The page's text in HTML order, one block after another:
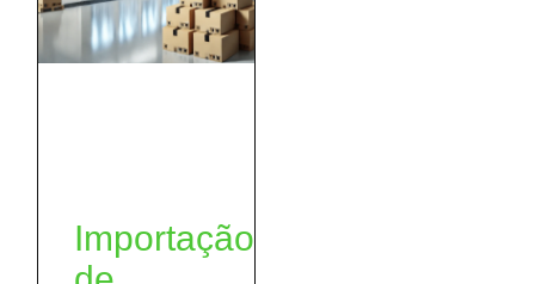
Importação